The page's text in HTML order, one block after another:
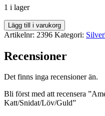
1 i lager
Ametist
o
hängsmycke
-
mängd
Lägg till i varukorg
Artikelnr: 2396 Kategori:
Recensioner
Det finns inga recensioner än.
Bli först med att recensera
Katt/Snidat/Löv/Guld”